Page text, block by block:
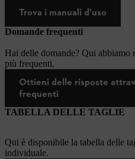
Trova i manuali d'uso
Domande frequenti
Hai delle domande? Qui abbiamo
più frequenti.
Ottieni delle risposte
frequenti
TABELLA DELLE TAGLIE
Qui è disponibile la tabella delle
individuale.